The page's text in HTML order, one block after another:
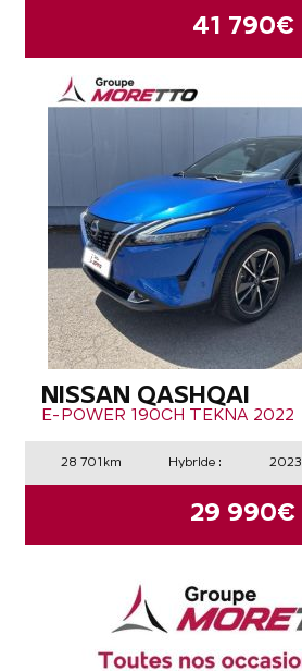
41 790€
NISSAN QASHQAI
E-POWER 190CH TEKNA 2022
28 701km Hybride : 2023
29 990€